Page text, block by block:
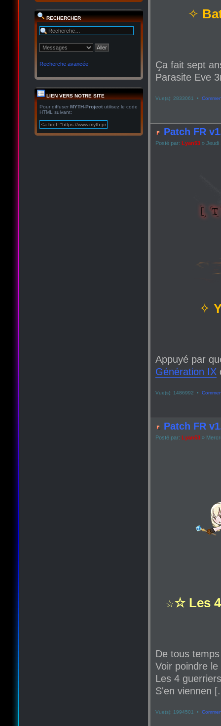
RECHERCHER
Recherche avancée
LIEN VERS NOTRE SITE
Pour diffuser MYTH-Project utilisez le code
HTML suivant:
✧
Ça fait sept
Parasite Eve
Vue(s): 2833061 •
Patch FR
Posté par: Lyan53 » Jeudi
✧
Appuyé par
Génération IX
Vue(s): 1486992 •
Patch FR
Posté par: Lyan53 »
☆☆ Les
De tous
Voir poindre
Les 4
S'en viennen
Vue(s): 1994501 •